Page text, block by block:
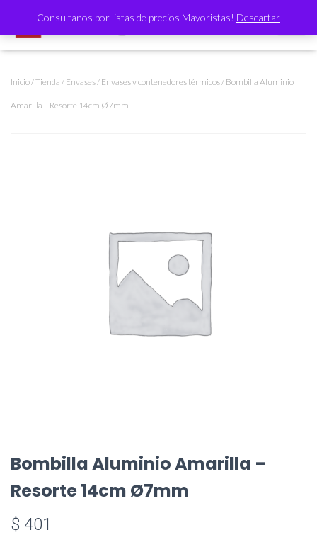
Consultanos por listas de precios Mayoristas! Descartar
Inicio/Tienda / Envases/ Envases y contenedores térmicos/ Bombilla Aluminio
Amarilla – Resorte 14cm Ø7mm
Bombilla Aluminio Amarilla –
Resorte 14cm Ø7mm
$ 401